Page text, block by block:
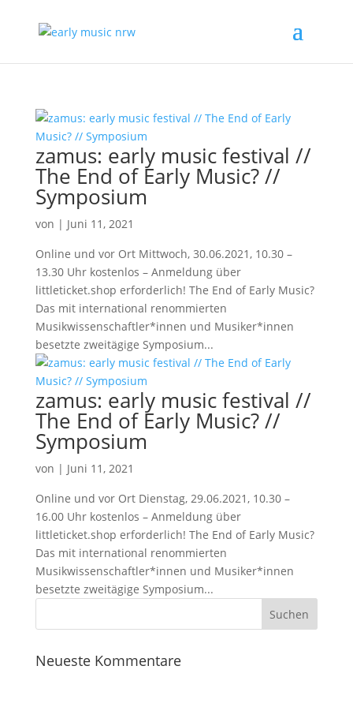
zamus: early music festival //
The End of Early Music? //
Symposium
von | Juni 11, 2021
Online und vor Ort Mittwoch, 30.06.2021, 10.30 –
13.30 Uhr kostenlos – Anmeldung über
littleticket.shop erforderlich! The End of Early Music?
Das mit international renommierten
Musikwissenschaftler*innen und Musiker*innen
besetzte zweitägige Symposium...
zamus: early music festival //
The End of Early Music? //
Symposium
von | Juni 11, 2021
Online und vor Ort Dienstag, 29.06.2021, 10.30 –
16.00 Uhr kostenlos – Anmeldung über
littleticket.shop erforderlich! The End of Early Music?
Das mit international renommierten
Musikwissenschaftler*innen und Musiker*innen
besetzte zweitägige Symposium...
Neueste Kommentare